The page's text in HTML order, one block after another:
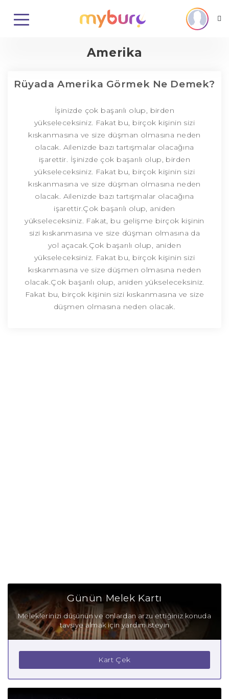
Amerika
Rüyada Amerika Görmek Ne Demek?
İşinizde çok başarılı olup, birden
yükseleceksiniz. Fakat bu, birçok kişinin sizi
kıskanmasına ve size düşman olmasına neden
olacak. Ailenizde bazı tartışmalar olacağına
işarettir. İşinizde çok başarılı olup, birden
yükseleceksiniz. Fakat bu, birçok kişinin sizi
kıskanmasına ve size düşman olmasına neden
olacak. Ailenizde bazı tartışmalar olacağına
işarettir.Çok başarılı olup, aniden
yükseleceksiniz. Fakat, bu gelişme birçok kişinin
sizi kıskanmasına ve size düşman olmasına da
yol açacak.Çok başarılı olup, aniden
yükseleceksiniz. Fakat bu, birçok kişinin sizi
kıskanmasına ve size düşmen olmasına neden
olacak.Çok başarılı olup, aniden yükseleceksiniz.
Fakat bu, birçok kişinin sizi kıskanmasına ve size
düşmen olmasına neden olacak.
Günün Melek Kartı
Meleklerinizi düşünün ve onlardan arzu ettiğiniz konuda
tavsiye almak için yardım isteyin
Kart Çek